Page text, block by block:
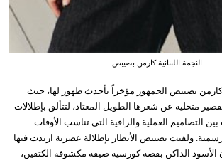
النجمة اللبنانية كارمن بصيبص
كارمن بصيبص الجمهور مؤخراً بأحدث ظهور لها، حيث
متخلية عن شعرها الطويل المعتاد، لتتألق بإطلالات
التصاميم العملية والراقية التي تناسب الأوقات
ولفتت بصيبص الأنظار بإطلالة عصرية ارتدت فيها
الداكن بقصة كورسيه ضيقة مكشوفة الكتفين،